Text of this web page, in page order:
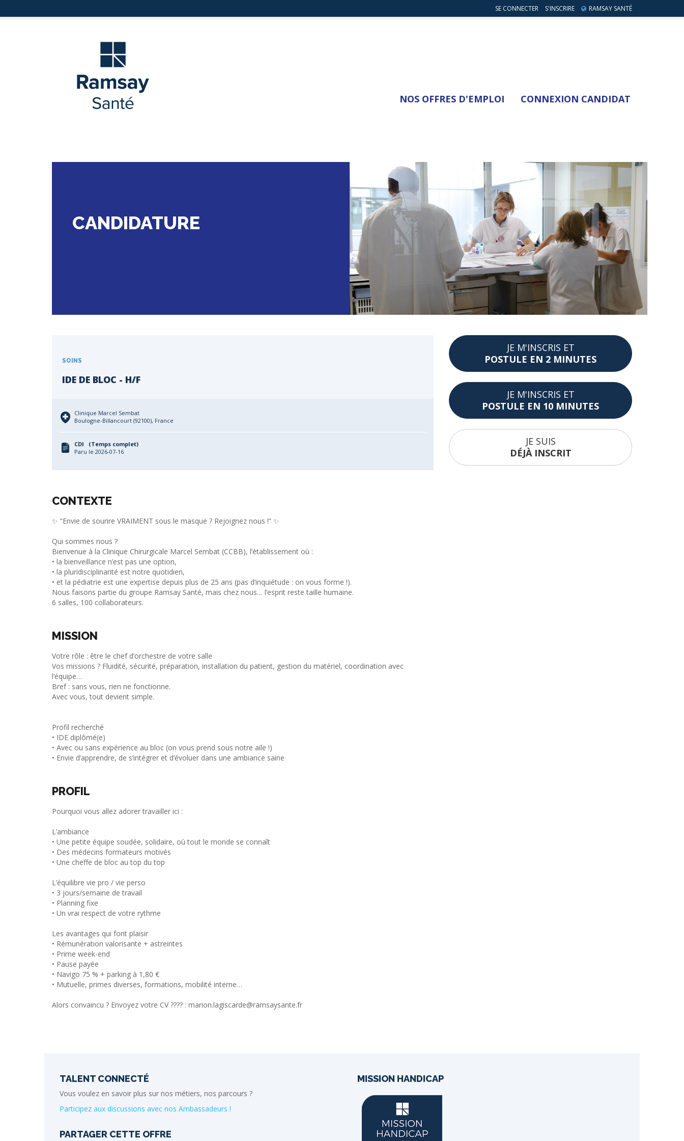
SE CONNECTER S'INSCRIRE RAMSAY SANTÉ
NOS OFFRES D'EMPLOI CONNEXION CANDIDAT
CANDIDATURE
SOINS
IDE DE BLOC - H/F
Clinique Marcel Sembat
Boulogne-Billancourt (92100), France
CDI (Temps complet)
Paru le 2026-07-16
CONTEXTE
✨ “Envie de sourire VRAIMENT sous le masque ? Rejoignez nous !” ✨
Qui sommes nous ?
Bienvenue à la Clinique Chirurgicale Marcel Sembat (CCBB), l’établissement où :
• la bienveillance n’est pas une option,
• la pluridisciplinarité est notre quotidien,
• et la pédiatrie est une expertise depuis plus de 25 ans (pas d’inquiétude : on vous forme !).
Nous faisons partie du groupe Ramsay Santé, mais chez nous… l’esprit reste taille humaine.
6 salles, 100 collaborateurs.
MISSION
Votre rôle : être le chef d’orchestre de votre salle
Vos missions ? Fluidité, sécurité, préparation, installation du patient, gestion du matériel, coordination avec
l’équipe…
Bref : sans vous, rien ne fonctionne.
Avec vous, tout devient simple.
Profil recherché
• IDE diplômé(e)
• Avec ou sans expérience au bloc (on vous prend sous notre aile !)
• Envie d’apprendre, de s’intégrer et d’évoluer dans une ambiance saine
PROFIL
Pourquoi vous allez adorer travailler ici :
L’ambiance
• Une petite équipe soudée, solidaire, où tout le monde se connaît
• Des médecins formateurs motivés
• Une cheffe de bloc au top du top
L’équilibre vie pro / vie perso
• 3 jours/semaine de travail
• Planning fixe
• Un vrai respect de votre rythme
Les avantages qui font plaisir
• Rémunération valorisante + astreintes
• Prime week-end
• Pause payée
• Navigo 75 % + parking à 1,80 €
• Mutuelle, primes diverses, formations, mobilité interne…
Alors convaincu ? Envoyez votre CV ???? : marion.lagiscarde@ramsaysante.fr
JE M'INSCRIS ET
POSTULE EN 2 MINUTES
JE M'INSCRIS ET
POSTULE EN 10 MINUTES
JE SUIS
DÉJÀ INSCRIT
TALENT CONNECTÉ
Vous voulez en savoir plus sur nos métiers, nos parcours ?
Participez aux discussions avec nos Ambassadeurs !
PARTAGER CETTE OFFRE
MISSION HANDICAP